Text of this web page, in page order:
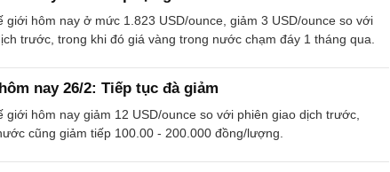
giới hôm nay ở mức 1.823 USD/ounce, giảm 3 USD/ounce so với
trước, trong khi đó giá vàng trong nước chạm đáy 1 tháng qua.
nay 26/2: Tiếp tục đà giảm
giới hôm nay giảm 12 USD/ounce so với phiên giao dịch trước,
cũng giảm tiếp 100.00 - 200.000 đồng/lượng.